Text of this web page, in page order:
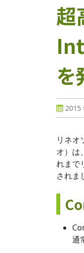
超
を
2015
リネオ
オ）は
れまで
されま
通